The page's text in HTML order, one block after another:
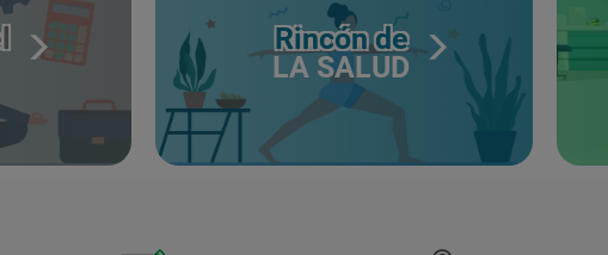
Rincón de
LA SALUD